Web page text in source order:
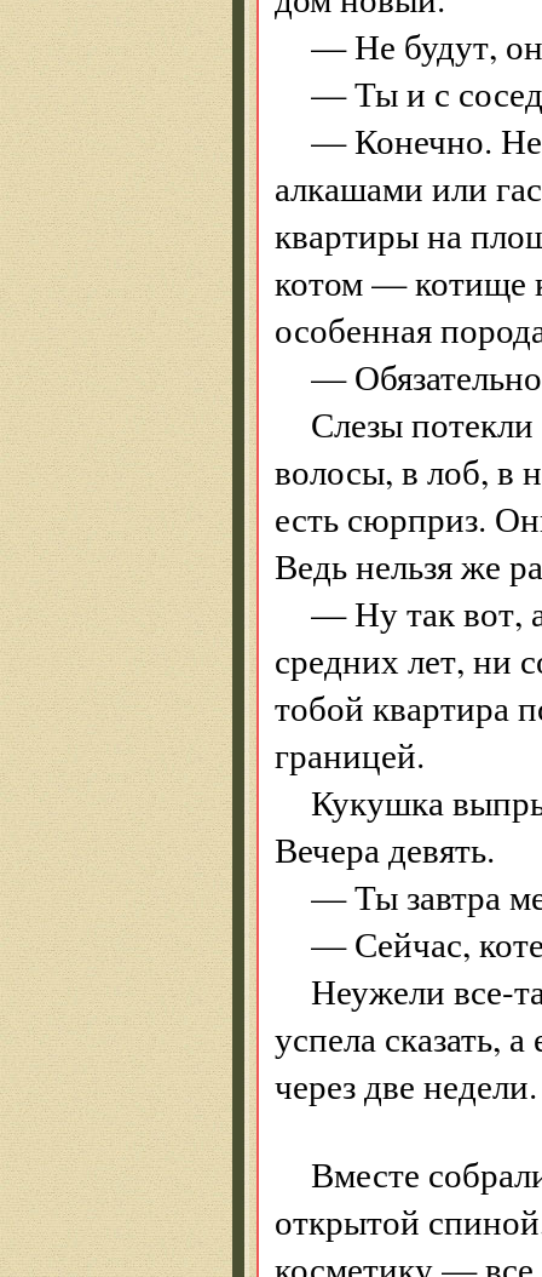
— Не будут,
— Ты и с
— Конечно. Не
алкашами или
квартиры на
котом — котище
особенная
—
Слезы
волосы, в лоб, в
есть сюрприз.
Ведь нельзя же
— Ну так вот,
средних лет, ни
тобой квартира
границей.
Кукушка
Вечера девять.
— Ты завтра
— Сейчас,
Неужели все-
успела сказать,
через две
Вместе
открытой